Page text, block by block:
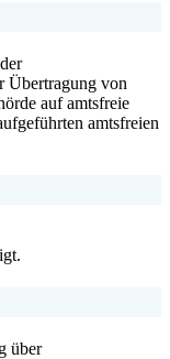
Übertragung von
auf amtsfreie
amtsfreien
über